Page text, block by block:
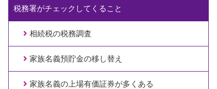
税務署がチェックしてくること
相続税の税務調査
家族名義預貯金の移し替え
家族名義の上場有価証券が多くある